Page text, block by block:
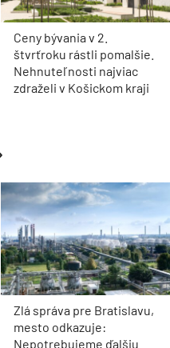
Ceny bývania v 2.
štvrťroku rástli pomalšie.
Nehnuteľnosti najviac
zdraželi v Košickom kraji
Zlá správa pre Bratislavu,
mesto odkazuje:
Nepotrebujeme ďalšiu